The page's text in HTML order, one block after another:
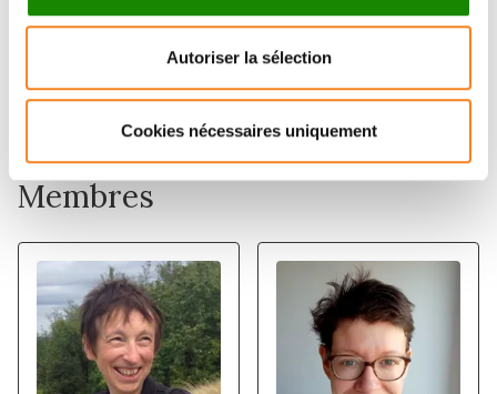
Autoriser la sélection
Cookies nécessaires uniquement
does not significantly improve predictive performance
relative to standard clinical traits, thereby justifying a
data.
Membres